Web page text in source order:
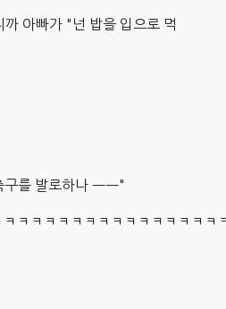
아빠가 "넌 밥을 입으로 먹
를 발로하나 ㅡㅡ"
ㅋㅋㅋㅋㅋㅋㅋㅋㅋㅋㅋㅋㅋㅋㅋ